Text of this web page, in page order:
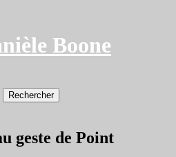
Boone
geste de Point